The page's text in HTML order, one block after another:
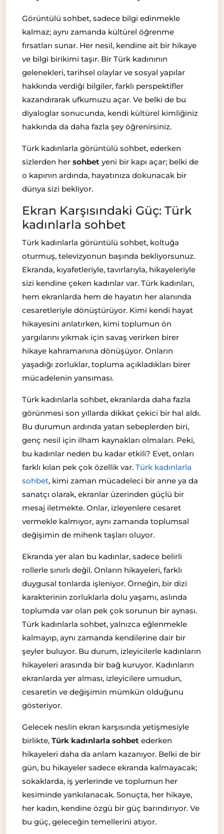
Görüntülü sohbet, sadece bilgi edinmekle
kalmaz; aynı zamanda kültürel öğrenme
fırsatları sunar. Her nesil, kendine ait bir hikaye
ve bilgi birikimi taşır. Bir Türk kadınının
gelenekleri, tarihsel olaylar ve sosyal yapılar
hakkında verdiği bilgiler, farklı perspektifler
kazandırarak ufkumuzu açar. Ve belki de bu
diyaloglar sonucunda, kendi kültürel kimliğiniz
hakkında da daha fazla şey öğrenirsiniz.
Türk kadınlarla görüntülü sohbet, ederken
sizlerden her sohbet yeni bir kapı açar; belki de
o kapının ardında, hayatınıza dokunacak bir
dünya sizi bekliyor.
Ekran Karşısındaki Güç: Türk
kadınlarla sohbet
Türk kadınlarla görüntülü sohbet, koltuğa
oturmuş, televizyonun başında bekliyorsunuz.
Ekranda, kıyafetleriyle, tavırlarıyla, hikayeleriyle
sizi kendine çeken kadınlar var. Türk kadınları,
hem ekranlarda hem de hayatın her alanında
cesaretleriyle dönüştürüyor. Kimi kendi hayat
hikayesini anlatırken, kimi toplumun ön
yargılarını yıkmak için savaş verirken birer
hikaye kahramanına dönüşüyor. Onların
yaşadığı zorluklar, topluma açıkladıkları birer
mücadelenin yansıması.
Türk kadınlarla sohbet, ekranlarda daha fazla
görünmesi son yıllarda dikkat çekici bir hal aldı.
Bu durumun ardında yatan sebeplerden biri,
genç nesil için ilham kaynakları olmaları. Peki,
bu kadınlar neden bu kadar etkili? Evet, onları
farklı kılan pek çok özellik var. Türk kadınlarla
sohbet, kimi zaman mücadeleci bir anne ya da
sanatçı olarak, ekranlar üzerinden güçlü bir
mesaj iletmekte. Onlar, izleyenlere cesaret
vermekle kalmıyor, aynı zamanda toplumsal
değişimin de mihenk taşları oluyor.
Ekranda yer alan bu kadınlar, sadece belirli
rollerle sınırlı değil. Onların hikayeleri, farklı
duygusal tonlarda işleniyor. Örneğin, bir dizi
karakterinin zorluklarla dolu yaşamı, aslında
toplumda var olan pek çok sorunun bir aynası.
Türk kadınlarla sohbet, yalnızca eğlenmekle
kalmayıp, aynı zamanda kendilerine dair bir
şeyler buluyor. Bu durum, izleyicilerle kadınların
hikayeleri arasında bir bağ kuruyor. Kadınların
ekranlarda yer alması, izleyicilere umudun,
cesaretin ve değişimin mümkün olduğunu
gösteriyor.
Gelecek neslin ekran karşısında yetişmesiyle
birlikte, Türk kadınlarla sohbet ederken
hikayeleri daha da anlam kazanıyor. Belki de bir
gün, bu hikayeler sadece ekranda kalmayacak;
sokaklarda, iş yerlerinde ve toplumun her
kesiminde yankılanacak. Sonuçta, her hikaye,
her kadın, kendine özgü bir güç barındırıyor. Ve
bu güç, geleceğin temellerini atıyor.